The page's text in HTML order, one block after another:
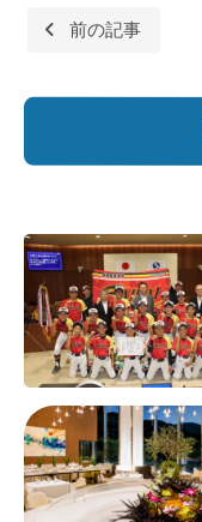
稿
ビ
ー
シ
ョ
ン
前の記事